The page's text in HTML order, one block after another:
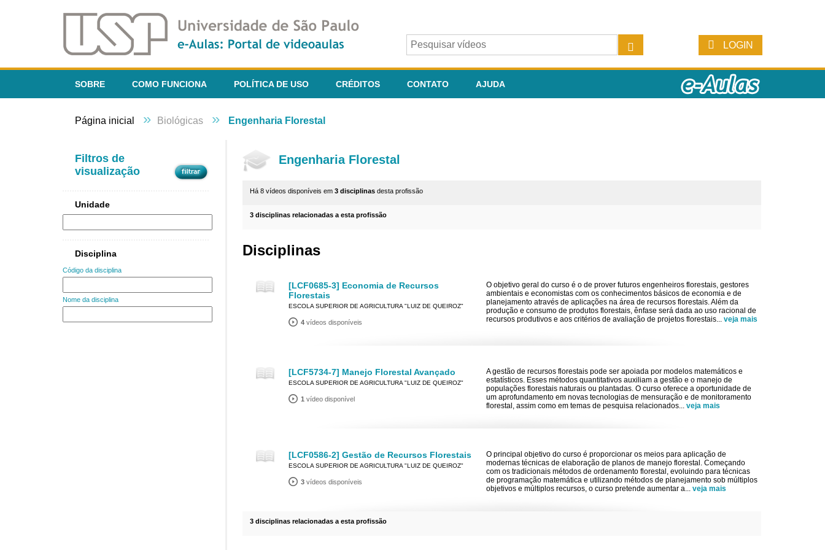
LOGIN
SOBRE COMO FUNCIONA POLÍTICA DE USO CRÉDITOS CONTATO AJUDA
Página inicial » Biológicas » Engenharia Florestal
Filtros de
visualização
Unidade
Disciplina
Código da disciplina
Nome da disciplina
Engenharia Florestal
Há 8 vídeos disponíveis em 3 disciplinas desta profissão
3 disciplinas relacionadas a esta profissão
Disciplinas
[LCF0685-3] Economia de Recursos
Florestais
ESCOLA SUPERIOR DE AGRICULTURA "LUIZ DE QUEIROZ"
4 vídeos disponíveis
O objetivo geral do curso é o de prover futuros engenheiros florestais, gestores
ambientais e economistas com os conhecimentos básicos de economia e de
planejamento através de aplicações na área de recursos florestais. Além da
produção e consumo de produtos florestais, ênfase será dada ao uso racional de
recursos produtivos e aos critérios de avaliação de projetos florestais... veja mais
[LCF5734-7] Manejo Florestal Avançado
ESCOLA SUPERIOR DE AGRICULTURA "LUIZ DE QUEIROZ"
1 vídeo disponível
A gestão de recursos florestais pode ser apoiada por modelos matemáticos e
estatísticos. Esses métodos quantitativos auxiliam a gestão e o manejo de
populações florestais naturais ou plantadas. O curso oferece a oportunidade de
um aprofundamento em novas tecnologias de mensuração e de monitoramento
florestal, assim como em temas de pesquisa relacionados... veja mais
[LCF0586-2] Gestão de Recursos Florestais
ESCOLA SUPERIOR DE AGRICULTURA "LUIZ DE QUEIROZ"
3 vídeos disponíveis
O principal objetivo do curso é proporcionar os meios para aplicação de
modernas técnicas de elaboração de planos de manejo florestal. Começando
com os tradicionais métodos de ordenamento florestal, evoluindo para técnicas
de programação matemática e utilizando métodos de planejamento sob múltiplos
objetivos e múltiplos recursos, o curso pretende aumentar a... veja mais
3 disciplinas relacionadas a esta profissão